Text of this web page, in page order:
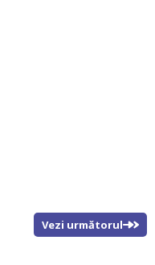
Vezi următorul